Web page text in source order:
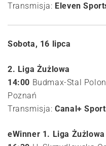
Transmisja: Eleven
Sobota, 16 lipca
2. Liga Żużlowa
14:00 Budmax-Stal
Poznań
Transmisja:Canal+
eWinner 1. Liga Żużlowa